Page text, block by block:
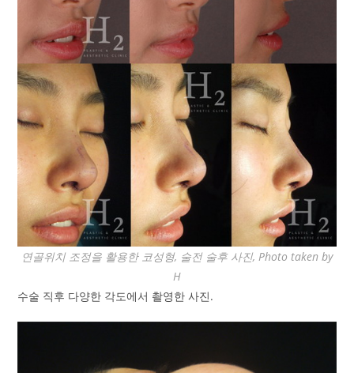
연골위치 조정을 활용한 코성형, 술전 술후 사진, Photo taken by
H
수술 직후 다양한 각도에서 촬영한 사진.